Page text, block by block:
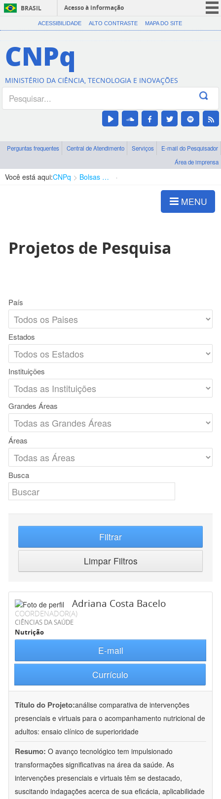
BRASIL
Acesso à informação
CORONAVÍRUS (COVID-19)
Canais
ACESSIBILIDADE ALTO CONTRASTE MAPA DO SITE
CNPq
MINISTÉRIO DA CIÊNCIA, TECNOLOGIA E INOVAÇÕES
Perguntas frequentes Central de Atendimento Serviços
E-mail do Pesquisador
Área de imprensa
Você está aqui:CNPq Bolsas e Auxílios Vigentes
MENU
Projetos de Pesquisa
País
Estados
Instituições
Grandes Áreas
Áreas
Busca
Filtrar
Limpar Filtros
Adriana Costa Bacelo
COORDENADOR(A)
CIÊNCIAS DA SAÚDE
Nutrição
E-mail
Currículo
Título do Projeto:análise comparativa de intervenções
presenciais e virtuais para o acompanhamento nutricional de
adultos: ensaio clínico de superioridade
Resumo: O avanço tecnológico tem impulsionado
transformações significativas na área da saúde. As
intervenções presenciais e virtuais têm se destacado,
suscitando indagações acerca de sua eficácia, aplicabilidade